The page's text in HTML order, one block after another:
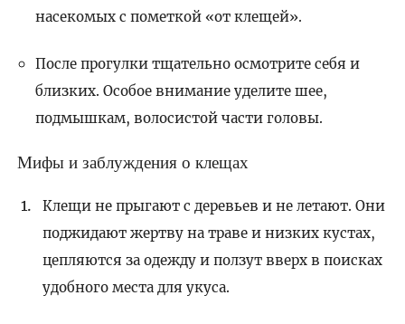
насекомых с пометкой «от клещей».
После прогулки тщательно осмотрите себя и
близких. Особое внимание уделите шее,
подмышкам, волосистой части головы.
Мифы и заблуждения о клещах
Клещи не прыгают с деревьев и не летают. Они
поджидают жертву на траве и низких кустах,
цепляются за одежду и ползут вверх в поисках
удобного места для укуса.